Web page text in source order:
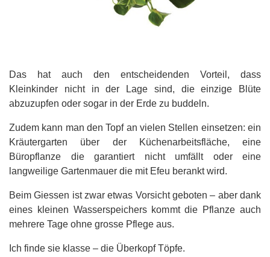
Das hat auch den entscheidenden Vorteil, dass
Kleinkinder nicht in der Lage sind, die einzige Blüte
abzuzupfen oder sogar in der Erde zu buddeln.
Zudem kann man den Topf an vielen Stellen einsetzen: ein
Kräutergarten über der Küchenarbeitsfläche, eine
Büropflanze die garantiert nicht umfällt oder eine
langweilige Gartenmauer die mit Efeu berankt wird.
Beim Giessen ist zwar etwas Vorsicht geboten – aber dank
eines kleinen Wasserspeichers kommt die Pflanze auch
mehrere Tage ohne grosse Pflege aus.
Ich finde sie klasse – die Überkopf Töpfe.